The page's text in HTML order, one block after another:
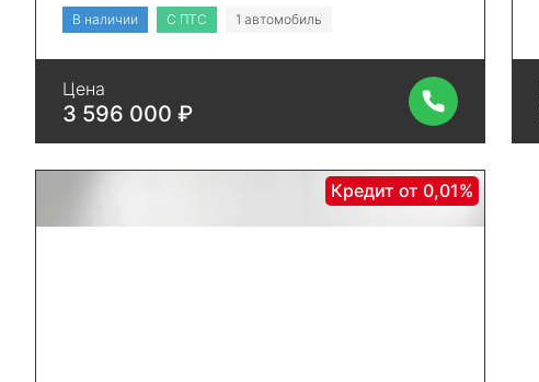
В наличии С ПТС 1 автомобиль
Цена
3 596 000 ₽
Кредит от 0,01%